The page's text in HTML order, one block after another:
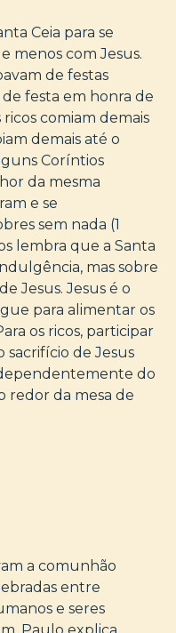
Ceia para se
menos com Jesus.
de festas
festa em honra de
ricos comiam demais
demais até o
Coríntios
da mesma
e se
sem nada (1
lembra que a Santa
mas sobre
Jesus. Jesus é o
para alimentar os
os ricos, participar
sacrifício de Jesus
do
redor da mesa de
a comunhão
entre
e seres